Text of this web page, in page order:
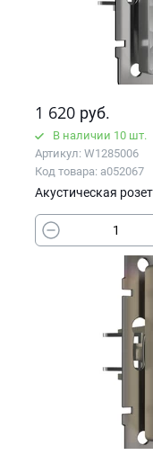
1 620 руб.
В наличии 10 шт.
Артикул: W1285006
Код товара: a052067
Акустическая